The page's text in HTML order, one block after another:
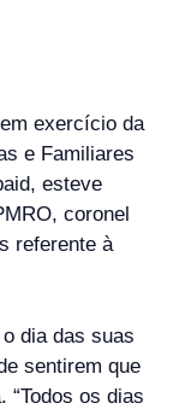
exercício da
e Familiares
esteve
coronel
referente à
dia das suas
sentirem que
“Todos os dias